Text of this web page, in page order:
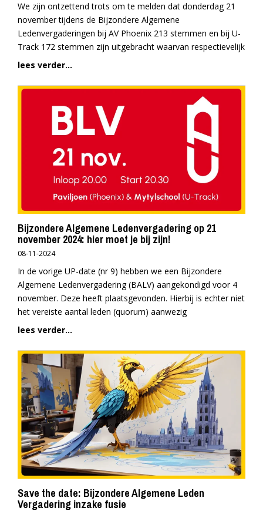
We zijn ontzettend trots om te melden dat donderdag 21
november tijdens de Bijzondere Algemene
Ledenvergaderingen bij AV Phoenix 213 stemmen en bij U-
Track 172 stemmen zijn uitgebracht waarvan respectievelijk
lees verder...
Bijzondere Algemene Ledenvergadering op 21
november 2024: hier moet je bij zijn!
08-11-2024
In de vorige UP-date (nr 9) hebben we een Bijzondere
Algemene Ledenvergadering (BALV) aangekondigd voor 4
november. Deze heeft plaatsgevonden. Hierbij is echter niet
het vereiste aantal leden (quorum) aanwezig
lees verder...
Save the date: Bijzondere Algemene Leden
Vergadering inzake fusie